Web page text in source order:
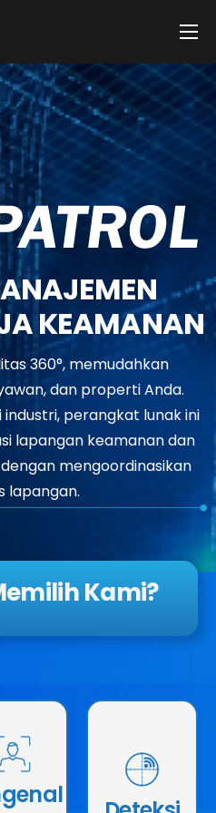
KEAMANAN
360°, memudahkan
dan properti Anda.
perangkat lunak ini
lapangan keamanan dan
mengoordinasikan
lapangan.
Kami?
shift
yang
potensial
peringatan
alarm dan
notifikasi.